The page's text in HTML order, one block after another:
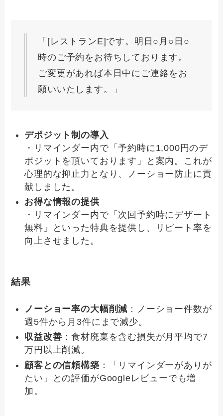
「[レストランE]です。明日○月○日○
時のご予約をお待ちしております。
ご変更があれば本日中にご連絡をお
願いいたします。」
デポジット制の導入
・リマインダー内で「予約時に1,000円のデ
ポジットを頂いております」と案内。これが
心理的な抑止力となり、ノーショー防止に貢
献しました。
お得な情報の提供
・リマインダー内で「次回予約時にデザート
無料」といった特典を提供し、リピート率を
向上させました。
結果
ノーショー率の大幅削減 ：ノーショー件数が
週5件から月3件にまで減少。
収益改善 ：食材廃棄を含む損失が月平均で7
万円以上削減。
顧客との信頼構築 ：「リマインダーがありが
たい」との評価がGoogleレビューでも増
加。